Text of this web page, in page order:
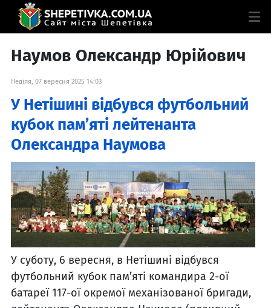
Наумов Олександр Юрійович
Неділя, 07 вересня 2025 14:03
У Нетішині відбувся футбольний
кубок пам’яті лейтенанта
Олександра Наумова
У суботу, 6 вересня, в Нетішині відбувся
футбольний кубок пам’яті командира 2-ої
батареї 117-ої окремої механізованої бригади,